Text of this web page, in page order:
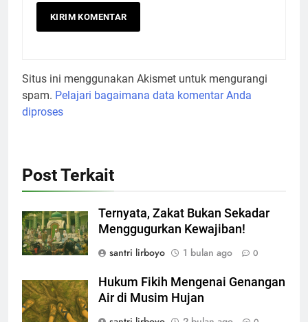
Situs ini menggunakan Akismet untuk mengurangi
spam. Pelajari bagaimana data komentar Anda
diproses
Post Terkait
Ternyata, Zakat Bukan Sekadar
Menggugurkan Kewajiban!
santri lirboyo
1 bulan ago 0
Hukum Fikih Mengenai Genangan
Air di Musim Hujan